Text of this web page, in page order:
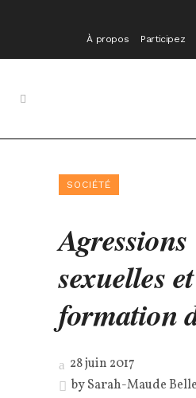
À propos Participez
SOCIÉTÉ
Agressions
sexuelles et
formation
28 juin 2017
bySarah-Maude